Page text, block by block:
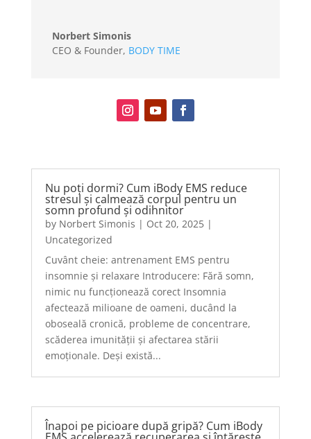
Norbert Simonis
CEO & Founder, BODY TIME
Nu poți dormi? Cum iBody EMS reduce
stresul și calmează corpul pentru un
somn profund și odihnitor
by Norbert Simonis | Oct 20, 2025|
Uncategorized
Cuvânt cheie: antrenament EMS pentru
insomnie și relaxare Introducere: Fără somn,
nimic nu funcționează corect Insomnia
afectează milioane de oameni, ducând la
oboseală cronică, probleme de concentrare,
scăderea imunității și afectarea stării
emoționale. Deși există...
Înapoi pe picioare după gripă? Cum iBody